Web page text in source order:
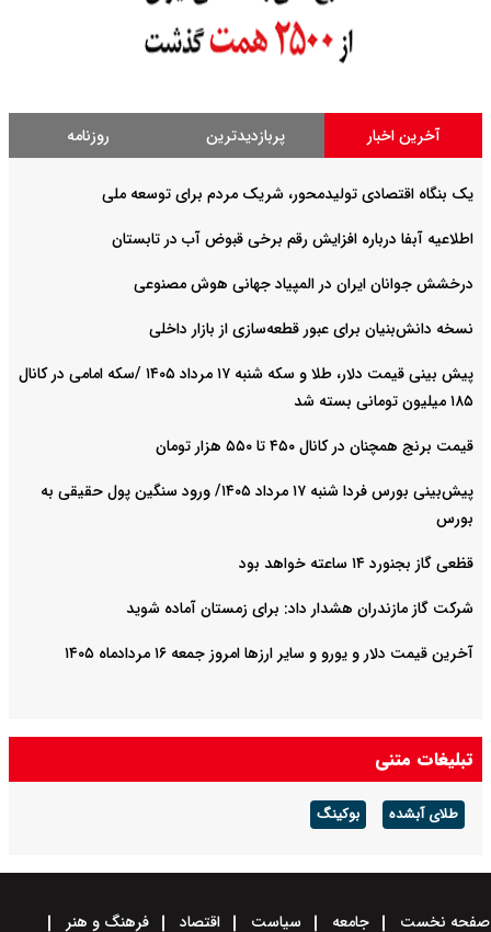
آخرین اخبار پربازدیدترین روزنامه
یک بنگاه اقتصادی تولیدمحور، شریک مردم برای توسعه ملی
اطلاعیه آبفا درباره افزایش رقم برخی قبوض آب در تابستان
درخشش جوانان ایران در المپیاد جهانی هوش مصنوعی
نسخه دانش‌بنیان برای عبور قطعه‌سازی از بازار داخلی
پیش ‌بینی قیمت دلار، طلا و سکه شنبه ۱۷ مرداد ۱۴۰۵ /سکه امامی در کانال
۱۸۵ میلیون تومانی بسته شد
قیمت برنج همچنان در کانال ۴۵۰ تا ۵۵۰ هزار تومان
پیش‌بینی بورس فردا شنبه ۱۷ مرداد ۱۴۰۵/ ورود سنگین پول حقیقی به
بورس
قظعی گاز بجنورد ۱۴ ساعته خواهد بود
شرکت گاز مازندران هشدار داد: برای زمستان آماده شوید
آخرین قیمت دلار و یورو و سایر ارزها امروز جمعه ۱۶ مردادماه ۱۴۰۵
تبلیغات متنی
طلای آبشده بوکینگ
صفحه نخست جامعه سیاست اقتصاد فرهنگ و هنر